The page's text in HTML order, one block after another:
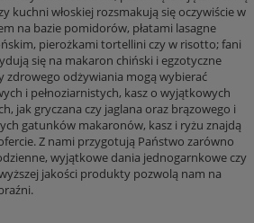
kuchni włoskiej rozsmakują się oczywiście w
na bazie pomidorów, płatami lasagne
pierożkami tortellini czy w risotto; fani
się na makaron chiński i egzotyczne
zdrowego odżywiania mogą wybierać
i pełnoziarnistych, kasz o wyjątkowych
jak gryczana czy jaglana oraz brązowego i
gatunków makaronów, kasz i ryżu znajdą
Z nami przygotują Państwo zarówno
wyjątkowe dania jednogarnkowe czy
jakości produkty pozwolą nam na